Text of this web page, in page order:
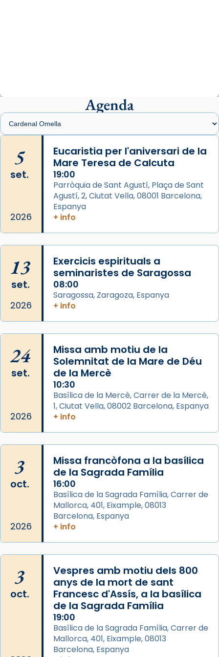
presidit aquest 27 de juliol la missa de Les
Santes de Mataró.
🔗
📸 J. Merino
Photo
View on Facebook ·
Arquebisbat de Barcelona
de Barcelona.
2 weeks ago
comitè organitzador de la visita apostòlica
del Sant Pare Lleó XIV a Barcelona, i als
col·laboradors, a la Catedral de Barcelona.
L’arquebisbe de Barcelona, el cardenal Joan
📸 Dr. G. Simón
Photo
View on Facebook ·
Arquebisbat de Barcelona
Memòria de les santes Juliana i
Semproniana, verges i màrtirs.
Acompanyant la història de sant Cugat, a
partir de l’Edat Mitjana sorgeix la tradició
que les santes Juliana (“relatiu a Júlia”) i
Semproniana (“relatiu a Semprònia =
eterna”) són deixebles seves. I l’any 1667, el
frare Joan Gaspar Roig, afirma en una obra
que les santes són filles de l’antiga Iluro.
Mataró en reivindicarà les relíquies fins que
les aconseguirà el 1772. L’ofici que es canta
a la “Missa de les Santes” (“Missa de
Glòria”) fou composta el 1848 per Mn.
Manuel Blanch, amb aire d’òpera
italianitzant; s’interpreta per privilegi
pontifici, amb orquestra i cor, i té una
duració aproximada de tres hores. Després,
Agenda
5
set.
2026
Eucaristia per l'aniversari de la
Mare Teresa de Calcuta
19:00
Parròquia de Sant Agustí, Plaça de Sant
Agustí, 2, Ciutat Vella, 08001 Barcelona,
Espanya
+ info
13
set.
2026
Exercicis espirituals a
seminaristes de Saragossa
08:00
Saragossa, Zaragoza, Espanya
+ info
24
set.
2026
Missa amb motiu de la
Solemnitat de la Mare de Déu
de la Mercè
10:30
Basílica de la Mercè, Carrer de la Mercè,
1, Ciutat Vella, 08002 Barcelona, Espanya
+ info
3
oct.
2026
Missa francòfona a la basílica
de la Sagrada Família
16:00
Basílica de la Sagrada Família, Carrer de
Mallorca, 401, Eixample, 08013
Barcelona, Espanya
+ info
3
oct.
Vespres amb motiu dels 800
anys de la mort de sant
Francesc d'Assís, a la basílica
de la Sagrada Família
19:00
Basílica de la Sagrada Família, Carrer de
Mallorca, 401, Eixample, 08013
Barcelona, Espanya